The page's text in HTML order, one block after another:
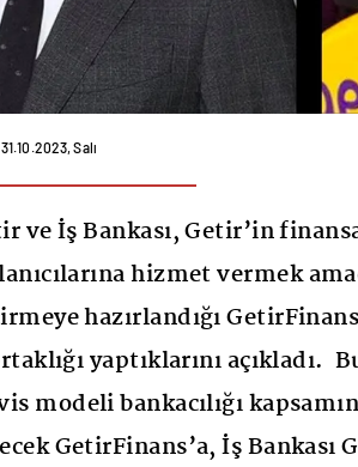
31.10.2023, Salı
ve İş Bankası, Getir’in
hizmet vermek
hazırlandığı
yaptıklarını açıkladı.
modeli bankacılığı
GetirFinans’a, İş Bankası